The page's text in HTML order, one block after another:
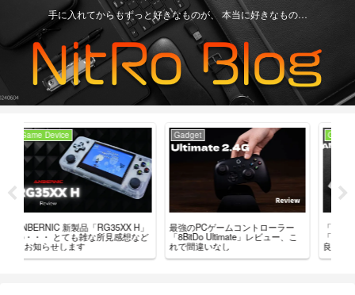
手に入れてからもずっと好きなものが、 本当に好きなもの…
ラー
ー、こ
Game Device
「Miyoo Mini Plus」と
「ANBERNIC RG35XX」どっちが
良いの？
Game Device
ANBERNIC RG35XX 用 カスタム
ファームウェア「GarlicOS」導入
ガイド。